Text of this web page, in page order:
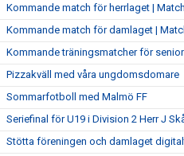
Kommande match för herrlaget |
Kommande match för damlaget |
Kommande träningsmatcher för
Pizzakväll med våra ungdomsdomare
Sommarfotboll med Malmö FF
Seriefinal för U19 i Division 2 Herr J
Stötta föreningen och damlaget